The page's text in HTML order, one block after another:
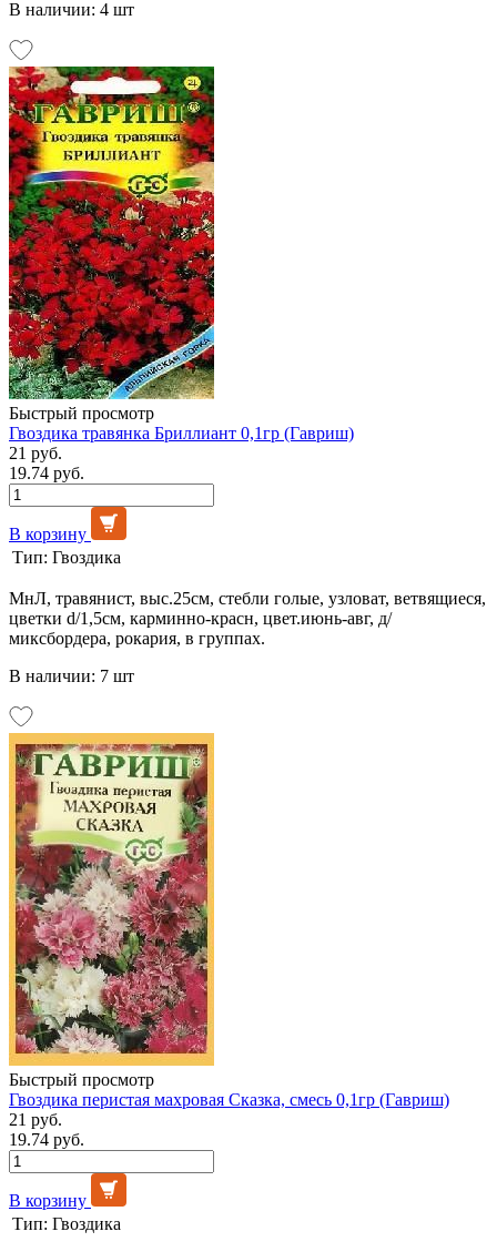
В наличии: 4 шт
Быстрый просмотр
Гвоздика травянка Бриллиант 0,1гр (Гавриш)
21 руб.
19.74 руб.
В корзину
Тип: Гвоздика
МнЛ, травянист, выс.25см, стебли голые, узловат, ветвящиеся,
цветки d/1,5см, карминно-красн, цвет.июнь-авг, д/
миксбордера, рокария, в группах.
В наличии: 7 шт
Быстрый просмотр
Гвоздика перистая махровая Сказка, смесь 0,1гр (Гавриш)
21 руб.
19.74 руб.
В корзину
Тип: Гвоздика